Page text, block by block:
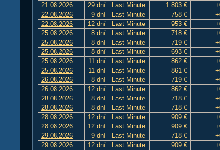
21.08.2026
29 dní Last Minute 1 803 €
22.08.2026
9 dní Last Minute 758 €
22.08.2026
12 dní Last Minute 953 €
25.08.2026
8 dní Last Minute 718 €
25.08.2026
8 dní Last Minute 719 €
25.08.2026
8 dní Last Minute 693 €
25.08.2026
11 dní Last Minute 862 €
25.08.2026
11 dní Last Minute 861 €
26.08.2026
8 dní Last Minute 719 €
26.08.2026
12 dní Last Minute 862 €
28.08.2026
8 dní Last Minute 718 €
28.08.2026
8 dní Last Minute 718 €
28.08.2026
12 dní Last Minute 909 €
28.08.2026
12 dní Last Minute 909 €
29.08.2026
9 dní Last Minute 718 €
29.08.2026
12 dní Last Minute 909 €